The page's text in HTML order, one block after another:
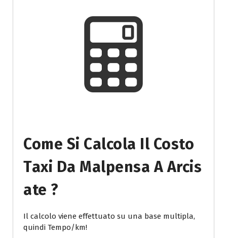
Come Si Calcola Il Costo
Taxi Da Malpensa A Arcis
Ate ?
Il calcolo viene effettuato su una base multipla,
quindi Tempo/km!